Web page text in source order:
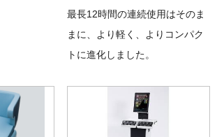
最長12時間の連続使用はそのま
まに、より軽く、よりコンパク
トに進化しました。